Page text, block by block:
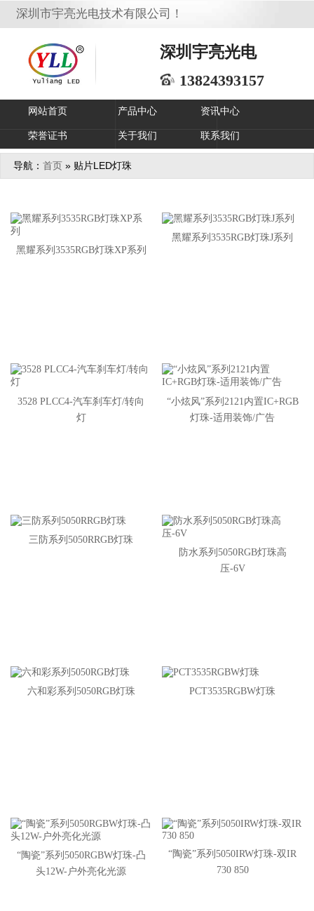
深圳市宇亮光电技术有限公司！
深圳宇亮光电
13824393157
网站首页 产品中心 资讯中心
荣誉证书 关于我们 联系我们
导航： 首页» 贴片LED灯珠
黑耀系列3535RGB灯珠XP系列
黑耀系列3535RGB灯珠J系列
3528 PLCC4-汽车刹车灯/转向
灯
“小炫风”系列2121内置IC+RGB
灯珠-适用装饰/广告
三防系列5050RRGB灯珠
防水系列5050RGB灯珠高
压-6V
六和彩系列5050RGB灯珠 PCT3535RGBW灯珠
“陶瓷”系列5050RGBW灯珠-凸
头12W-户外亮化光源
“陶瓷”系列5050IRW灯珠-双IR
730 850